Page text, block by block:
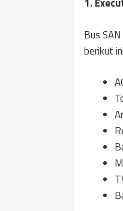
1.
Bus
berikut